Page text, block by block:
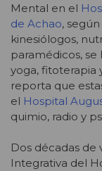
Mental en el
de Achao,
kinesiólogos,
paramédicos,
yoga, fitoterapia
reporta que
el Hospital
quimio, radio y
Dos décadas de
Integrativa del